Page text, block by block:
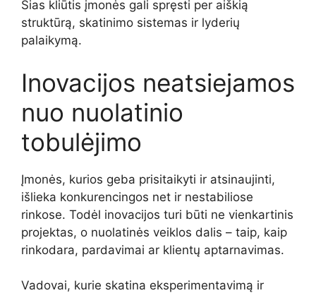
Šias kliūtis įmonės gali spręsti per aiškią
struktūrą, skatinimo sistemas ir lyderių
palaikymą.
Inovacijos neatsiejamos
nuo nuolatinio
tobulėjimo
Įmonės, kurios geba prisitaikyti ir atsinaujinti,
išlieka konkurencingos net ir nestabiliose
rinkose. Todėl inovacijos turi būti ne vienkartinis
projektas, o nuolatinės veiklos dalis – taip, kaip
rinkodara, pardavimai ar klientų aptarnavimas.
Vadovai, kurie skatina eksperimentavimą ir